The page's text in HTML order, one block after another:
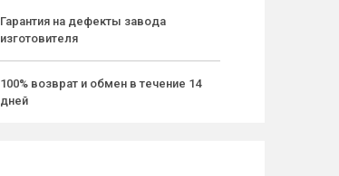
Гарантия на дефекты завода
изготовителя
100% возврат и обмен в течение 14
дней